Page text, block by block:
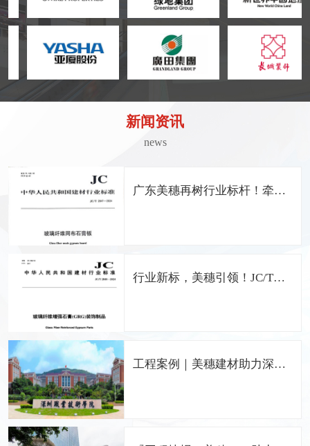
新闻资讯
news
广东美穗再树行业标杆！牵头
行业新标，美穗引领！JC/T
工程案例｜美穗建材助力深圳